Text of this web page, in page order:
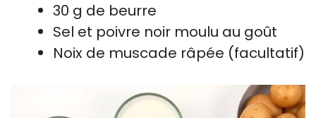
30 g de beurre
Sel et poivre noir moulu au goût
Noix de muscade râpée (facultatif)